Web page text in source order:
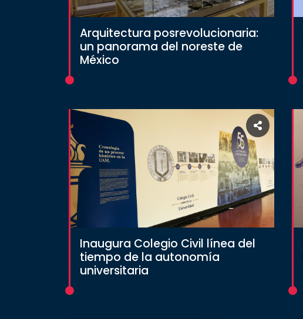
Arquitectura posrevolucionaria:
un panorama del noreste de
México
Inaugura Colegio Civil línea del
tiempo de la autonomía
universitaria